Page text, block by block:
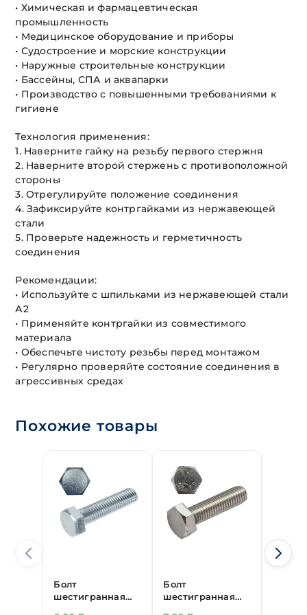
• Химическая и фармацевтическая
промышленность
• Медицинское оборудование и приборы
• Судостроение и морские конструкции
• Наружные строительные конструкции
• Бассейны, СПА и аквапарки
• Производство с повышенными требованиями к
гигиене
Технология применения:
1. Наверните гайку на резьбу первого стержня
2. Наверните второй стержень с противоположной
стороны
3. Отрегулируйте положение соединения
4. Зафиксируйте контргайками из нержавеющей
стали
5. Проверьте надежность и герметичность
соединения
Рекомендации:
• Используйте с шпильками из нержавеющей стали
А2
• Применяйте контргайки из совместимого
материала
• Обеспечьте чистоту резьбы перед монтажом
• Регулярно проверяйте состояние соединения в
агрессивных средах
Похожие товары
Болт
шестигранная
Болт
шестигранная